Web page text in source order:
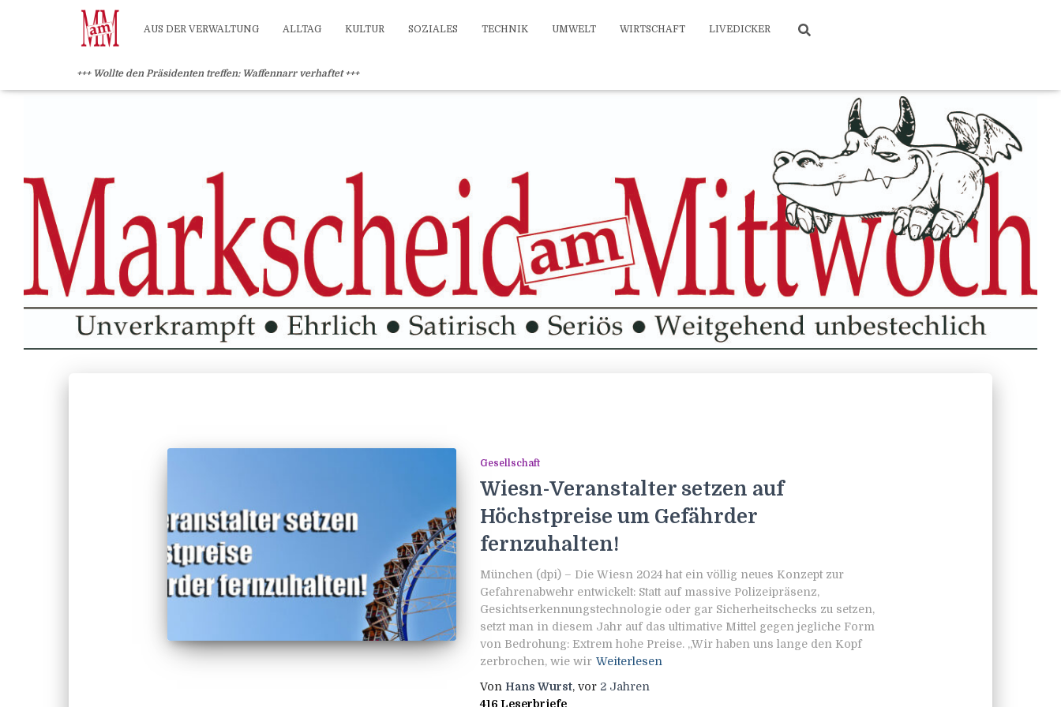
AUS DER VERWALTUNG ALLTAG KULTUR SOZIALES TECHNIK UMWELT WIRTSCHAFT LIVEDICKER
+++ Wollte den Präsidenten treffen: Waffennarr verhaftet +++
Gesellschaft
Wiesn-Veranstalter setzen auf
Höchstpreise um Gefährder
fernzuhalten!
München (dpi) – Die Wiesn 2024 hat ein völlig neues Konzept zur
Gefahrenabwehr entwickelt: Statt auf massive Polizeipräsenz,
Gesichtserkennungstechnologie oder gar Sicherheitschecks zu setzen,
setzt man in diesem Jahr auf das ultimative Mittel gegen jegliche Form
von Bedrohung: Extrem hohe Preise. „Wir haben uns lange den Kopf
zerbrochen, wie wir Weiterlesen
Von Hans Wurst, vor 2 Jahren
416 Leserbriefe